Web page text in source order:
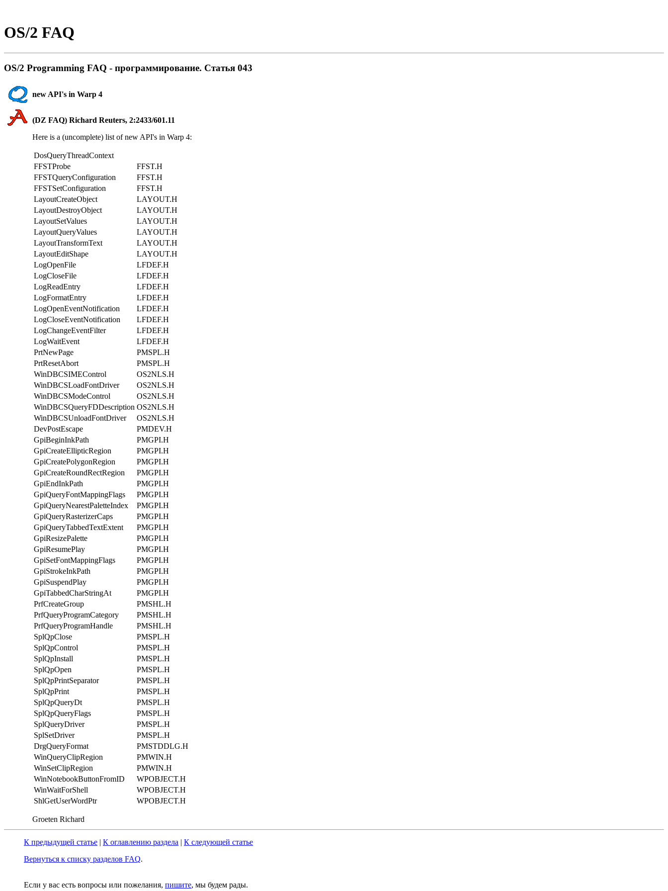
OS/2 FAQ
OS/2 Programming FAQ - пpогpаммиpование. Статья 043
new API's in Warp 4
(DZ FAQ) Richard Reuters, 2:2433/601.11
Here is a (uncomplete) list of new API's in Warp 4:
DosQueryThreadContext
FFSTProbe
FFST.H
FFSTQueryConfiguration
FFST.H
FFSTSetConfiguration
FFST.H
LayoutCreateObject
LAYOUT.H
LayoutDestroyObject
LAYOUT.H
LayoutSetValues
LAYOUT.H
LayoutQueryValues
LAYOUT.H
LayoutTransformText
LAYOUT.H
LayoutEditShape
LAYOUT.H
LogOpenFile
LFDEF.H
LogCloseFile
LFDEF.H
LogReadEntry
LFDEF.H
LogFormatEntry
LFDEF.H
LogOpenEventNotification
LFDEF.H
LogCloseEventNotification
LFDEF.H
LogChangeEventFilter
LFDEF.H
LogWaitEvent
LFDEF.H
PrtNewPage
PMSPL.H
PrtResetAbort
PMSPL.H
WinDBCSIMEControl
OS2NLS.H
WinDBCSLoadFontDriver
OS2NLS.H
WinDBCSModeControl
OS2NLS.H
WinDBCSQueryFDDescription OS2NLS.H
WinDBCSUnloadFontDriver
OS2NLS.H
DevPostEscape
PMDEV.H
GpiBeginInkPath
PMGPI.H
GpiCreateEllipticRegion
PMGPI.H
GpiCreatePolygonRegion
PMGPI.H
GpiCreateRoundRectRegion
PMGPI.H
GpiEndInkPath
PMGPI.H
GpiQueryFontMappingFlags
PMGPI.H
GpiQueryNearestPaletteIndex
PMGPI.H
GpiQueryRasterizerCaps
PMGPI.H
GpiQueryTabbedTextExtent
PMGPI.H
GpiResizePalette
PMGPI.H
GpiResumePlay
PMGPI.H
GpiSetFontMappingFlags
PMGPI.H
GpiStrokeInkPath
PMGPI.H
GpiSuspendPlay
PMGPI.H
GpiTabbedCharStringAt
PMGPI.H
PrfCreateGroup
PMSHL.H
PrfQueryProgramCategory
PMSHL.H
PrfQueryProgramHandle
PMSHL.H
SplQpClose
PMSPL.H
SplQpControl
PMSPL.H
SplQpInstall
PMSPL.H
SplQpOpen
PMSPL.H
SplQpPrintSeparator
PMSPL.H
SplQpPrint
PMSPL.H
SplQpQueryDt
PMSPL.H
SplQpQueryFlags
PMSPL.H
SplQueryDriver
PMSPL.H
SplSetDriver
PMSPL.H
DrgQueryFormat
PMSTDDLG.H
WinQueryClipRegion
PMWIN.H
WinSetClipRegion
PMWIN.H
WinNotebookButtonFromID
WPOBJECT.H
WinWaitForShell
WPOBJECT.H
ShlGetUserWordPtr
WPOBJECT.H
Groeten Richard
К предыдущей статье | К оглавлению раздела | К следующей статье
Вернуться к списку разделов FAQ.
Если у вас есть вопросы или пожелания, пишите, мы будем рады.